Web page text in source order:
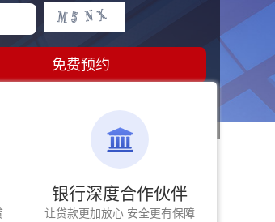
免费预约
银行深度合作伙伴
让贷款更加放心 安全更有保障